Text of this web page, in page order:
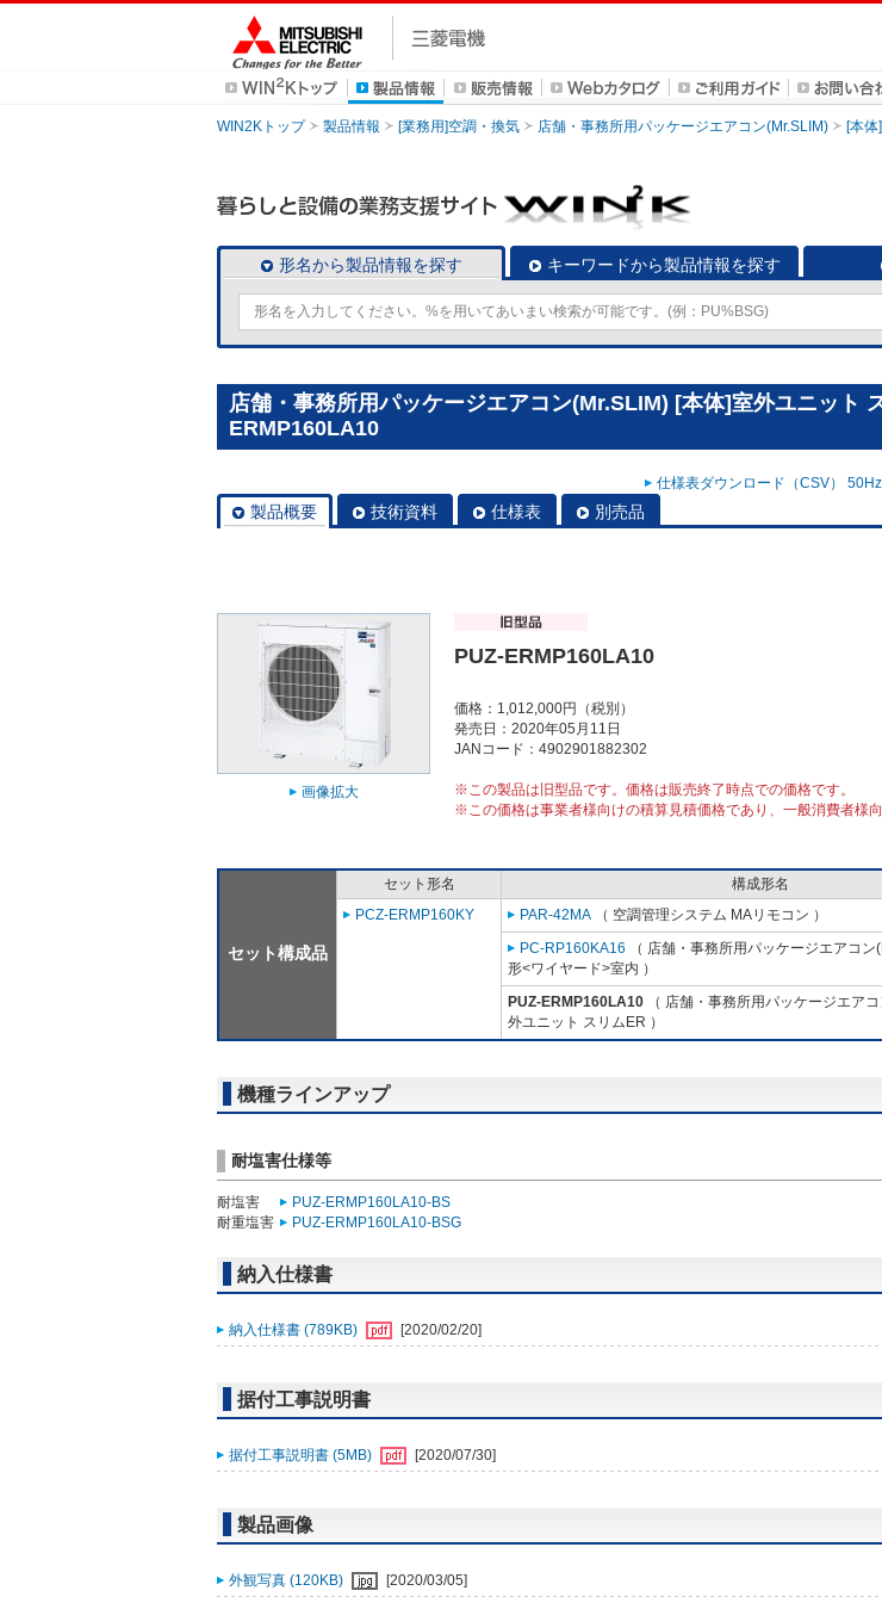
WIN2Kトップ 製品情報 [業務用]空調・換気 店舗・事務所用パッケージエアコン(Mr.SLIM) [本体
形名から製品情報を探す キーワードから製品情報を探す
店舗・事務所用パッケージエアコン(Mr.SLIM) [本体]室外ユニット
ERMP160LA10
仕様表ダウンロード（CSV） 50Hz
製品概要 技術資料 仕様表 別売品
画像拡大
PUZ-ERMP160LA10
価格：1,012,000円（税別）
発売日：2020年05月11日
JANコード：4902901882302
※この製品は旧型品です。価格は販売終了時点での価格です。
※この価格は事業者様向けの積算見積価格であり、一般消費者様
セット構成品
セット形名 構成形名
PCZ-ERMP160KY
PAR-42MA （ 空調管理システム MAリモコン ）
PC-RP160KA16 （ 店舗・事務所用パッケージエアコン
形<ワイヤード>室内 ）
PUZ-ERMP160LA10 （ 店舗・事務所用パッケージエア
外ユニット スリムER ）
機種ラインアップ
耐塩害仕様等
耐塩害
PUZ-ERMP160LA10-BS
耐重塩害
PUZ-ERMP160LA10-BSG
納入仕様書
納入仕様書 (789KB) [2020/02/20]
据付工事説明書
据付工事説明書 (5MB) [2020/07/30]
製品画像
外観写真 (120KB) [2020/03/05]